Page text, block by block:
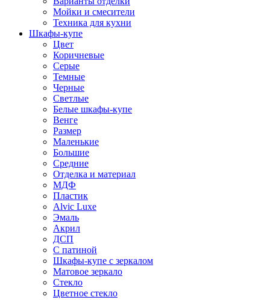
Мойки и смесители
Техника для кухни
Шкафы-купе
Цвет
Коричневые
Серые
Темные
Черные
Светлые
Белые шкафы-купе
Венге
Размер
Маленькие
Большие
Средние
Отделка и материал
МДФ
Пластик
Alvic Luxe
Эмаль
Акрил
ДСП
С патиной
Шкафы-купе с зеркалом
Матовое зеркало
Стекло
Цветное стекло